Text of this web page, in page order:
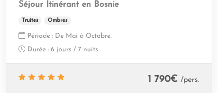
Séjour Itinérant en Bosnie
Truites Ombres
Période : De Mai à Octobre.
Durée : 6 jours / 7 nuits
1 790€ /pers.